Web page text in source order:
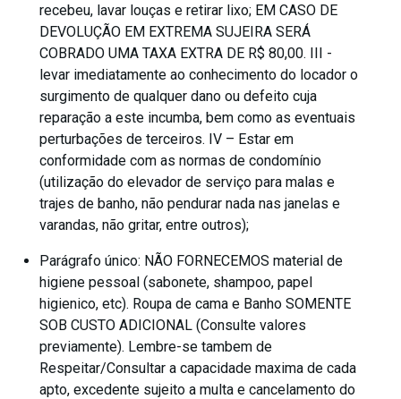
recebeu, lavar louças e retirar lixo; EM CASO DE
DEVOLUÇÃO EM EXTREMA SUJEIRA SERÁ
COBRADO UMA TAXA EXTRA DE R$ 80,00. III -
levar imediatamente ao conhecimento do locador o
surgimento de qualquer dano ou defeito cuja
reparação a este incumba, bem como as eventuais
perturbações de terceiros. IV – Estar em
conformidade com as normas de condomínio
(utilização do elevador de serviço para malas e
trajes de banho, não pendurar nada nas janelas e
varandas, não gritar, entre outros);
Parágrafo único: NÃO FORNECEMOS material de
higiene pessoal (sabonete, shampoo, papel
higienico, etc). Roupa de cama e Banho SOMENTE
SOB CUSTO ADICIONAL (Consulte valores
previamente). Lembre-se tambem de
Respeitar/Consultar a capacidade maxima de cada
apto, excedente sujeito a multa e cancelamento do